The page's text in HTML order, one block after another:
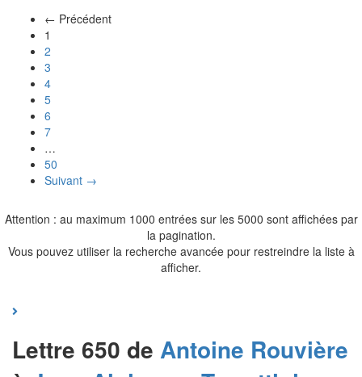
← Précédent
1
2
3
4
5
6
7
…
50
Suivant →
Attention : au maximum 1000 entrées sur les 5000 sont affichées par
la pagination.
Vous pouvez utiliser la recherche avancée pour restreindre la liste à
afficher.
Lettre 650 de Antoine Rouvière